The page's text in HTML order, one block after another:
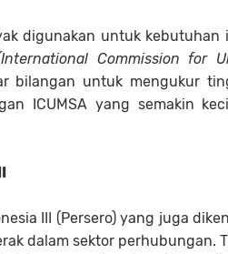
digunakan untuk
Commission for
bilangan untuk mengukur
ICUMSA yang semakin
III (Persero) yang juga
dalam sektor perhubungan.